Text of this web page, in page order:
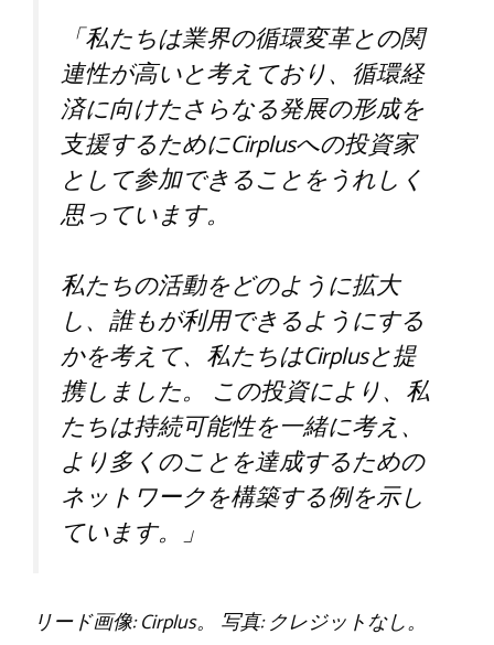
「私たちは業界の循環変革との関
連性が高いと考えており、循環経
済に向けたさらなる発展の形成を
支援するためにCirplusへの投資家
として参加できることをうれしく
思っています。
私たちの活動をどのように拡大
し、誰もが利用できるようにする
かを考えて、私たちはCirplusと提
携しました。 この投資により、私
たちは持続可能性を一緒に考え、
より多くのことを達成するための
ネットワークを構築する例を示し
ています。」
リード画像: Cirplus。 写真: クレジットなし。